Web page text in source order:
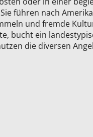
führen nach
und fremde
bucht ein
die diversen